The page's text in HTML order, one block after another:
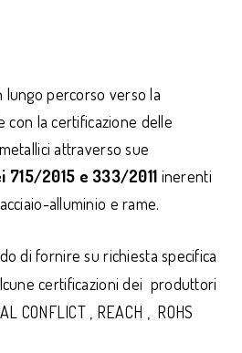
percorso verso la
con la certificazione delle
attraverso sue
2015 e 333/2011 inerenti
alluminio e rame.
di fornire su richiesta specifica
certificazioni dei produttori
CONFLICT , REACH , ROHS